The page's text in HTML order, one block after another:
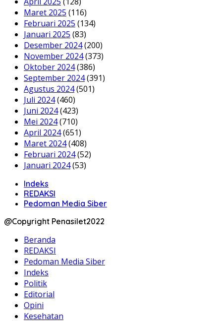
Maret 2025 (116)
Februari 2025 (134)
Januari 2025 (83)
Desember 2024(200)
November 2024(373)
Oktober 2024(386)
September 2024(391)
Agustus 2024(501)
Juli 2024(460)
Juni 2024(423)
Mei 2024(710)
April 2024(651)
Maret 2024(408)
Februari 2024(52)
Januari 2024(53)
Indeks
REDAKSI
Pedoman Media Siber
@Copyright Penasilet2022
Beranda
REDAKSI
Pedoman Media Siber
Indeks
Politik
Editorial
Opini
Kesehatan